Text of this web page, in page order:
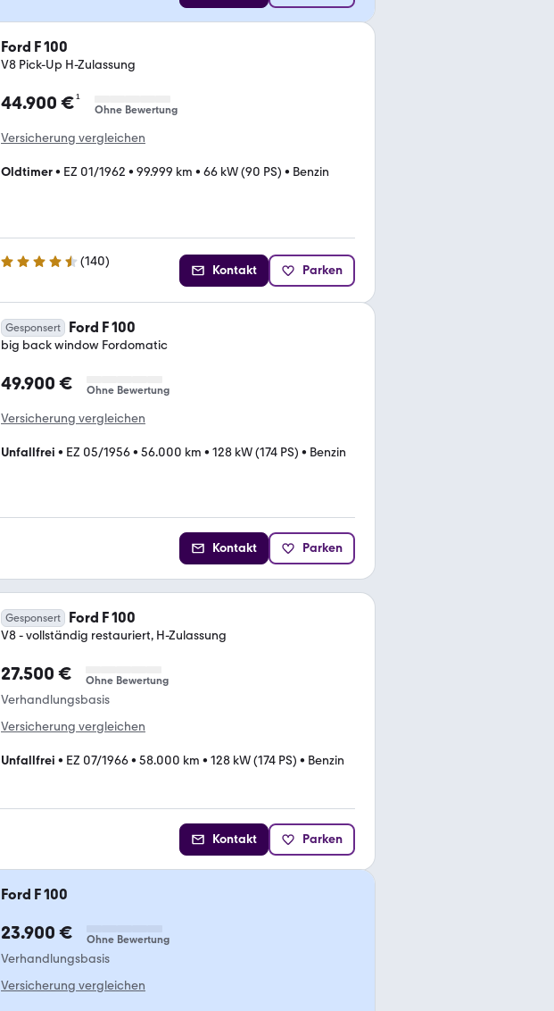
Ford F 100
V8 Pick-Up H-Zulassung
44.900 €¹
Ohne Bewertung
Versicherung vergleichen
Oldtimer• EZ 01/1962 • 99.999 km • 66 kW (90 PS) • Benzin
4.7 Sterne (140)
Kontakt Parken
Gesponsert Ford F 100
big back window Fordomatic
49.900 € Ohne Bewertung
Versicherung vergleichen
Unfallfrei • EZ 05/1956• 56.000 km • 128 kW (174 PS) • Benzin
Kontakt Parken
Gesponsert Ford F 100
V8 - vollständig restauriert, H-Zulassung
27.500 € Ohne Bewertung
Verhandlungsbasis
Versicherung vergleichen
Unfallfrei • EZ 07/1966• 58.000 km • 128 kW (174 PS) • Benzin
Kontakt Parken
Ford F 100
23.900 € Ohne Bewertung
Verhandlungsbasis
Versicherung vergleichen